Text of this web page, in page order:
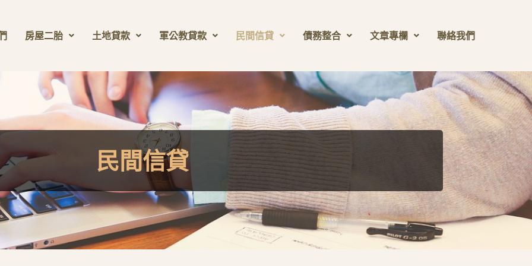
房屋二胎 土地貸款 軍公教貸款 民間信貸 債務整合 文章專欄 聯絡我們
民間信貸